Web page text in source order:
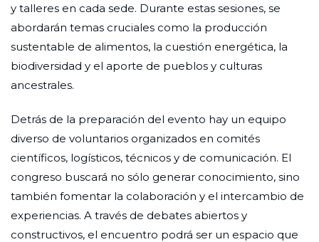
y talleres en cada sede. Durante estas sesiones, se
abordarán temas cruciales como la producción
sustentable de alimentos, la cuestión energética, la
biodiversidad y el aporte de pueblos y culturas
ancestrales.
Detrás de la preparación del evento hay un equipo
diverso de voluntarios organizados en comités
científicos, logísticos, técnicos y de comunicación. El
congreso buscará no sólo generar conocimiento, sino
también fomentar la colaboración y el intercambio de
experiencias. A través de debates abiertos y
constructivos, el encuentro podrá ser un espacio que